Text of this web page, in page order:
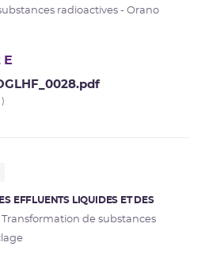
radioactives - Orano
E
EFFLUENTS LIQUIDES ET DES
Transformation de substances